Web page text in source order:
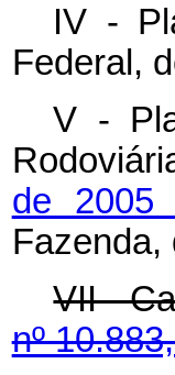
IV -
Federal,
V -
de
Fazenda,
VII -
nº